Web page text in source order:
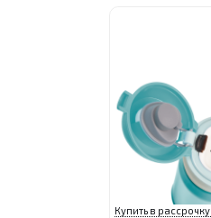
Купить в